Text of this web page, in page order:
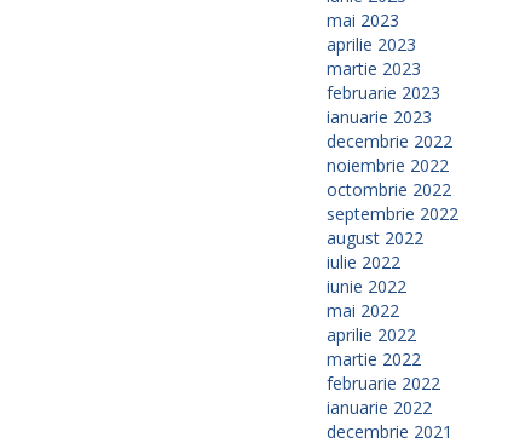
mai 2023
aprilie 2023
martie 2023
februarie 2023
ianuarie 2023
decembrie 2022
noiembrie 2022
octombrie 2022
septembrie 2022
august 2022
iulie 2022
iunie 2022
mai 2022
aprilie 2022
martie 2022
februarie 2022
ianuarie 2022
decembrie 2021